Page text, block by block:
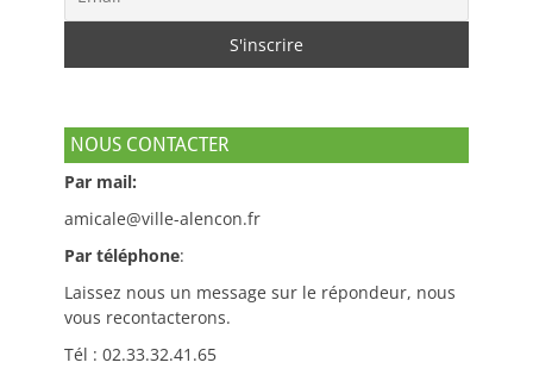
NOUS CONTACTER
Par mail:
amicale@ville-alencon.fr
Par téléphone:
Laissez nous un message sur le répondeur, nous
vous recontacterons.
Tél : 02.33.32.41.65